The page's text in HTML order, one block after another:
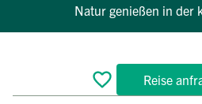
Natur genießen in der
Reise
ÜberblickReiseverlauf